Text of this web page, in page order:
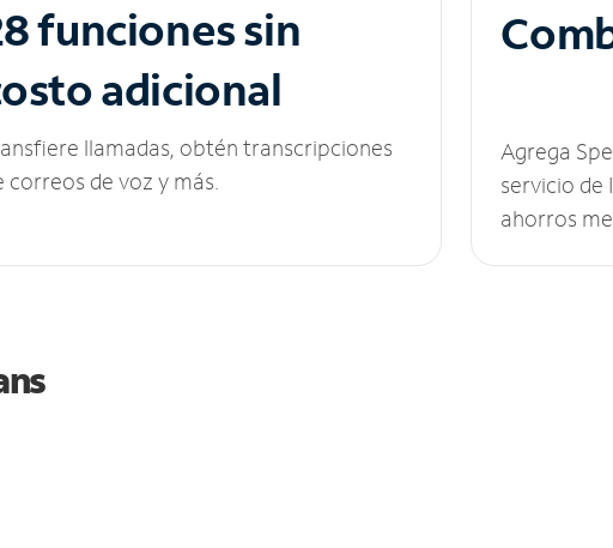
funciones sin
adicional
llamadas, obtén transcripciones
correos de voz y más.
Agrega
servicio de
ahorros